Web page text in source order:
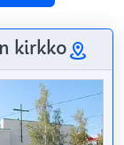
kirkko